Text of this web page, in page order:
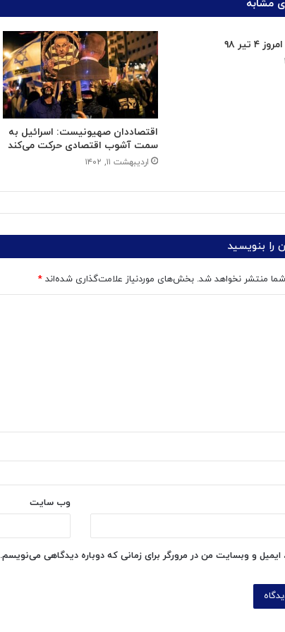
مشابه
۹۸
اقتصاددان صهیونیست: اسرائیل به
سمت آشوب اقتصادی حرکت می‌کند
اردیبهشت ۱۱, ۱۴۰۲
را بنویسید
منتشر نخواهد شد. بخش‌های موردنیاز علامت‌گذاری شده‌اند *
وب‌ سایت
ایمیل و وبسایت من در مرورگر برای زمانی که دوباره دیدگاهی می‌نویسم.